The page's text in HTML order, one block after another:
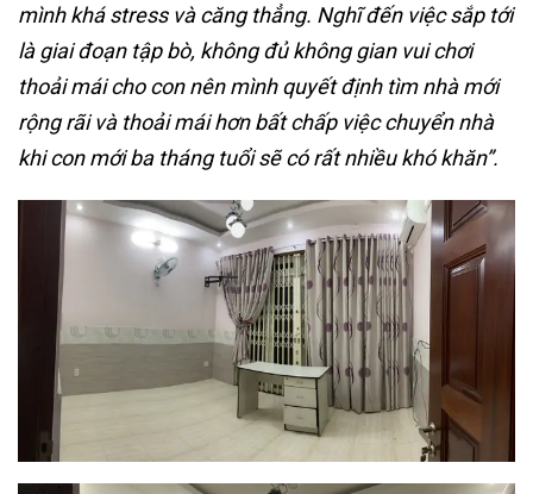
mình khá stress và căng thẳng. Nghĩ đến việc sắp tới
là giai đoạn tập bò, không đủ không gian vui chơi
thoải mái cho con nên mình quyết định tìm nhà mới
rộng rãi và thoải mái hơn bất chấp việc chuyển nhà
khi con mới ba tháng tuổi sẽ có rất nhiều khó khăn”.